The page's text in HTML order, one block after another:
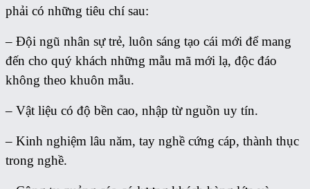
phải có những tiêu chí sau:
– Đội ngũ nhân sự trẻ, luôn sáng tạo cái mới để mang
đến cho quý khách những mẫu mã mới lạ, độc đáo
không theo khuôn mẫu.
– Vật liệu có độ bền cao, nhập từ nguồn uy tín.
– Kinh nghiệm lâu năm, tay nghề cứng cáp, thành thục
trong nghề.